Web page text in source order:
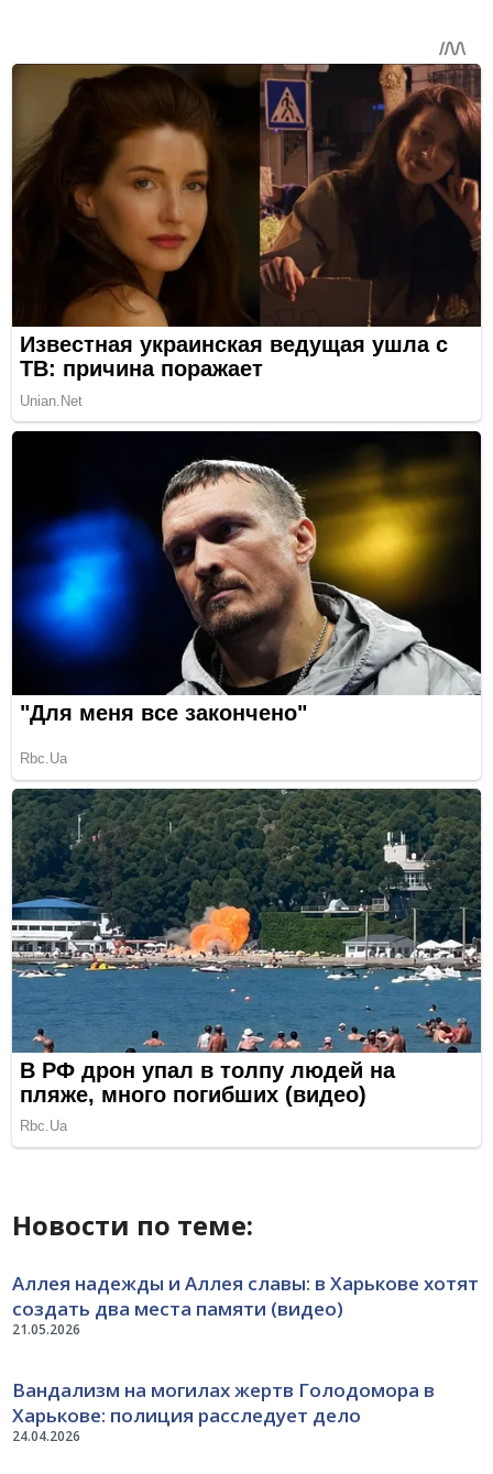
Новости по теме:
21.05.2026
Аллея надежды и Аллея славы: в Харькове хотят
создать два места памяти (видео)
24.04.2026
Вандализм на могилах жертв Голодомора в
Харькове: полиция расследует дело